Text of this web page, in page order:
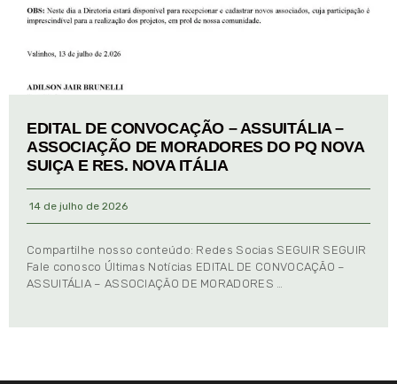
EDITAL DE CONVOCAÇÃO – ASSUITÁLIA –
ASSOCIAÇÃO DE MORADORES DO PQ NOVA
SUIÇA E RES. NOVA ITÁLIA
14 de julho de 2026
Compartilhe nosso conteúdo: Redes Socias SEGUIR SEGUIR
Fale conosco Últimas Notícias EDITAL DE CONVOCAÇÃO –
ASSUITÁLIA – ASSOCIAÇÃO DE MORADORES …